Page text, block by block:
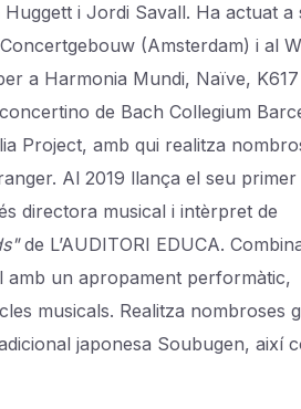
i Jordi Savall. Ha actuat a
(Amsterdam) i al
a Harmonia Mundi, Naïve,
de Bach Collegium
Project, amb qui realitza
Al 2019 llança el seu primer
directora musical i intèrpret de
de L’AUDITORI EDUCA.
amb un apropament performàtic,
musicals. Realitza nombroses
japonesa Soubugen, així